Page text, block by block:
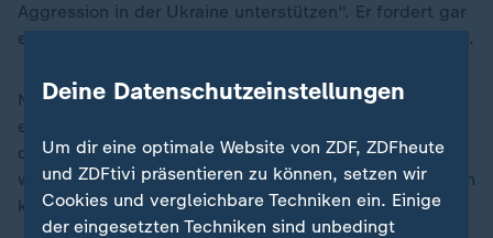
Aggression in der Ukraine unterstützen". Er fordert gar
eine konkrete Liste für einen nuklearen Gruppenangriff.
Nun ist Karaganow weder in der Regierung, noch steht
er dem Präsidenten besonders nahe. Die Verschärfung
der Atomdoktrin wird aber seit geraumer Zeit immer
wieder erwähnt und das nicht nur von Karaganow. Putin
könnte das als Eskalationshebel nutzen.
Deine Datenschutzeinstellungen
Um dir eine optimale Website von ZDF, ZDFheute
und ZDFtivi präsentieren zu können, setzen wir
Cookies und vergleichbare Techniken ein. Einige
der eingesetzten Techniken sind unbedingt